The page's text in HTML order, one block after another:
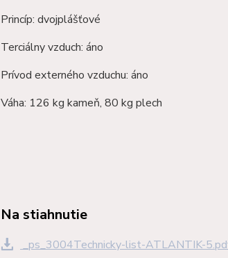
Princíp: dvojplášťové
Terciálny vzduch: áno
Prívod externého vzduchu: áno
Váha: 126 kg kameň, 80 kg plech
Na stiahnutie
_ps_3004Technicky-list-ATLANTIK-